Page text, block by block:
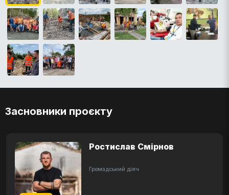
Засновники проєкту
Ростислав Смірнов
Громадський діяч